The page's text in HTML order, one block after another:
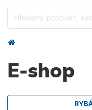
E-shop